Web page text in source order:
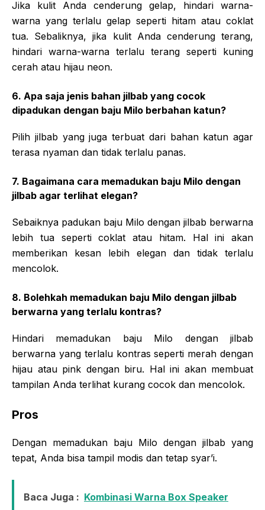
Jika kulit Anda cenderung gelap, hindari warna-
warna yang terlalu gelap seperti hitam atau coklat
tua. Sebaliknya, jika kulit Anda cenderung terang,
hindari warna-warna terlalu terang seperti kuning
cerah atau hijau neon.
6. Apa saja jenis bahan jilbab yang cocok
dipadukan dengan baju Milo berbahan katun?
Pilih jilbab yang juga terbuat dari bahan katun agar
terasa nyaman dan tidak terlalu panas.
7. Bagaimana cara memadukan baju Milo dengan
jilbab agar terlihat elegan?
Sebaiknya padukan baju Milo dengan jilbab berwarna
lebih tua seperti coklat atau hitam. Hal ini akan
memberikan kesan lebih elegan dan tidak terlalu
mencolok.
8. Bolehkah memadukan baju Milo dengan jilbab
berwarna yang terlalu kontras?
Hindari memadukan baju Milo dengan jilbab
berwarna yang terlalu kontras seperti merah dengan
hijau atau pink dengan biru. Hal ini akan membuat
tampilan Anda terlihat kurang cocok dan mencolok.
Pros
Dengan memadukan baju Milo dengan jilbab yang
tepat, Anda bisa tampil modis dan tetap syar’i.
Baca Juga : Kombinasi Warna Box Speaker